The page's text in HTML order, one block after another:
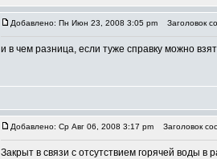
Добавлено: Пн Июн 23, 2008 3:05 pm Заголовок
и в чем разница, если туже справку можно
Добавлено: Ср Авг 06, 2008 3:17 pm Заголовок
Закрыт в связи с отсутствием горячей воды в